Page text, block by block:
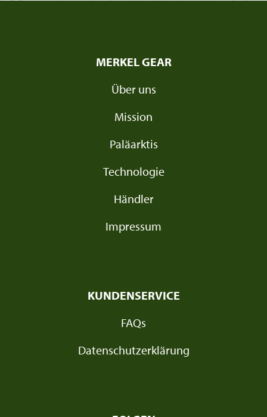
MERKEL GEAR
Über uns
Mission
Paläarktis
Technologie
Händler
Impressum
KUNDENSERVICE
FAQs
Datenschutzerklärung